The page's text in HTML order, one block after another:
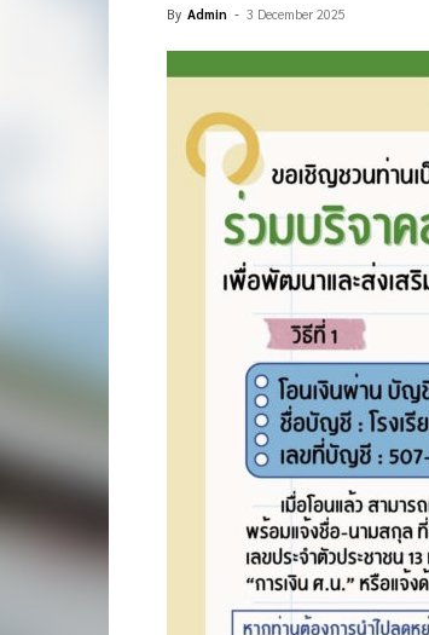
By Admin - 3 December 2025